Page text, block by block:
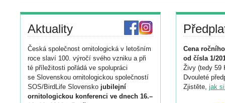
Aktuality
Česká společnost ornitologická v letošním
roce slaví 100. výročí svého vzniku a při
té příležitosti pořádá ve spolupráci
se Slovenskou ornitologickou společností
SOS/BirdLife Slovensko jubilejní
ornitologickou konferenci ve dnech 16.–
Cena
od čísla 1/
Živy (tedy 59
Dvouleté
Zjistěte, jak